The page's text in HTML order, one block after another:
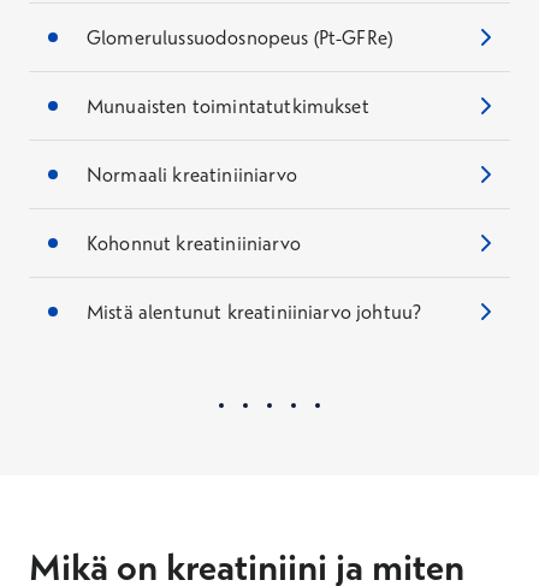
Glomerulussuodosnopeus (Pt-GFRe)
Munuaisten toimintatutkimukset
Normaali kreatiniiniarvo
Kohonnut kreatiniiniarvo
Mistä alentunut kreatiniiniarvo johtuu?
Mikä on kreatiniini ja miten